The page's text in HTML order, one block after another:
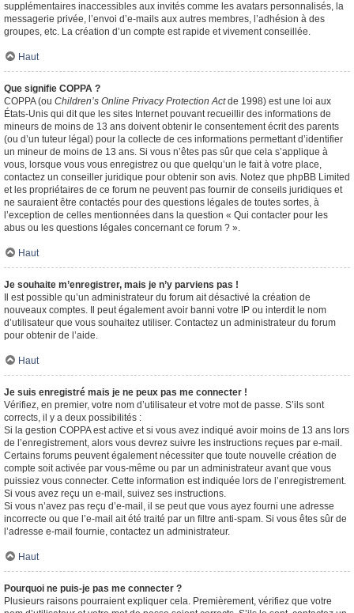
supplémentaires inaccessibles aux invités comme les avatars personnalisés, la
messagerie privée, l’envoi d’e-mails aux autres membres, l’adhésion à des
groupes, etc. La création d’un compte est rapide et vivement conseillée.
Haut
Que signifie COPPA ?
COPPA (ou Children’s Online Privacy Protection Actde 1998) est une loi aux
États-Unis qui dit que les sites Internet pouvant recueillir des informations de
mineurs de moins de 13 ans doivent obtenir le consentement écrit des parents
(ou d’un tuteur légal) pour la collecte de ces informations permettant d’identifier
un mineur de moins de 13 ans. Si vous n’êtes pas sûr que cela s’applique à
vous, lorsque vous vous enregistrez ou que quelqu’un le fait à votre place,
contactez un conseiller juridique pour obtenir son avis. Notez que phpBB Limited
et les propriétaires de ce forum ne peuvent pas fournir de conseils juridiques et
ne sauraient être contactés pour des questions légales de toutes sortes, à
l’exception de celles mentionnées dans la question « Qui contacter pour les
abus ou les questions légales concernant ce forum ? ».
Haut
Je souhaite m’enregistrer, mais je n’y parviens pas !
Il est possible qu’un administrateur du forum ait désactivé la création de
nouveaux comptes. Il peut également avoir banni votre IP ou interdit le nom
d’utilisateur que vous souhaitez utiliser. Contactez un administrateur du forum
pour obtenir de l’aide.
Haut
Je suis enregistré mais je ne peux pas me connecter !
Vérifiez, en premier, votre nom d’utilisateur et votre mot de passe. S’ils sont
corrects, il y a deux possibilités :
Si la gestion COPPA est active et si vous avez indiqué avoir moins de 13 ans lors
de l’enregistrement, alors vous devrez suivre les instructions reçues par e-mail.
Certains forums peuvent également nécessiter que toute nouvelle création de
compte soit activée par vous-même ou par un administrateur avant que vous
puissiez vous connecter. Cette information est indiquée lors de l’enregistrement.
Si vous avez reçu un e-mail, suivez ses instructions.
Si vous n’avez pas reçu d’e-mail, il se peut que vous ayez fourni une adresse
incorrecte ou que l’e-mail ait été traité par un filtre anti-spam. Si vous êtes sûr de
l’adresse e-mail fournie, contactez un administrateur.
Haut
Pourquoi ne puis-je pas me connecter ?
Plusieurs raisons pourraient expliquer cela. Premièrement, vérifiez que votre